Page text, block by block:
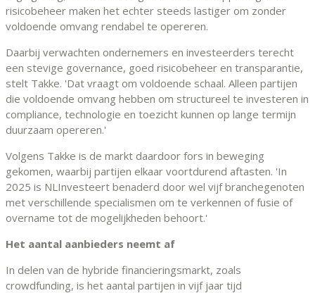
risicobeheer maken het echter steeds lastiger om zonder
voldoende omvang rendabel te opereren.
Daarbij verwachten ondernemers en investeerders terecht
een stevige governance, goed risicobeheer en transparantie,
stelt Takke. 'Dat vraagt om voldoende schaal. Alleen partijen
die voldoende omvang hebben om structureel te investeren in
compliance, technologie en toezicht kunnen op lange termijn
duurzaam opereren.'
Volgens Takke is de markt daardoor fors in beweging
gekomen, waarbij partijen elkaar voortdurend aftasten. 'In
2025 is NLInvesteert benaderd door wel vijf branchegenoten
met verschillende specialismen om te verkennen of fusie of
overname tot de mogelijkheden behoort.'
Het aantal aanbieders neemt af
In delen van de hybride financieringsmarkt, zoals
crowdfunding, is het aantal partijen in vijf jaar tijd